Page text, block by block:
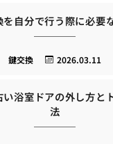
自分で行う際に必要
2026.03.11
鍵交換
い浴室ドアの外し方と
法